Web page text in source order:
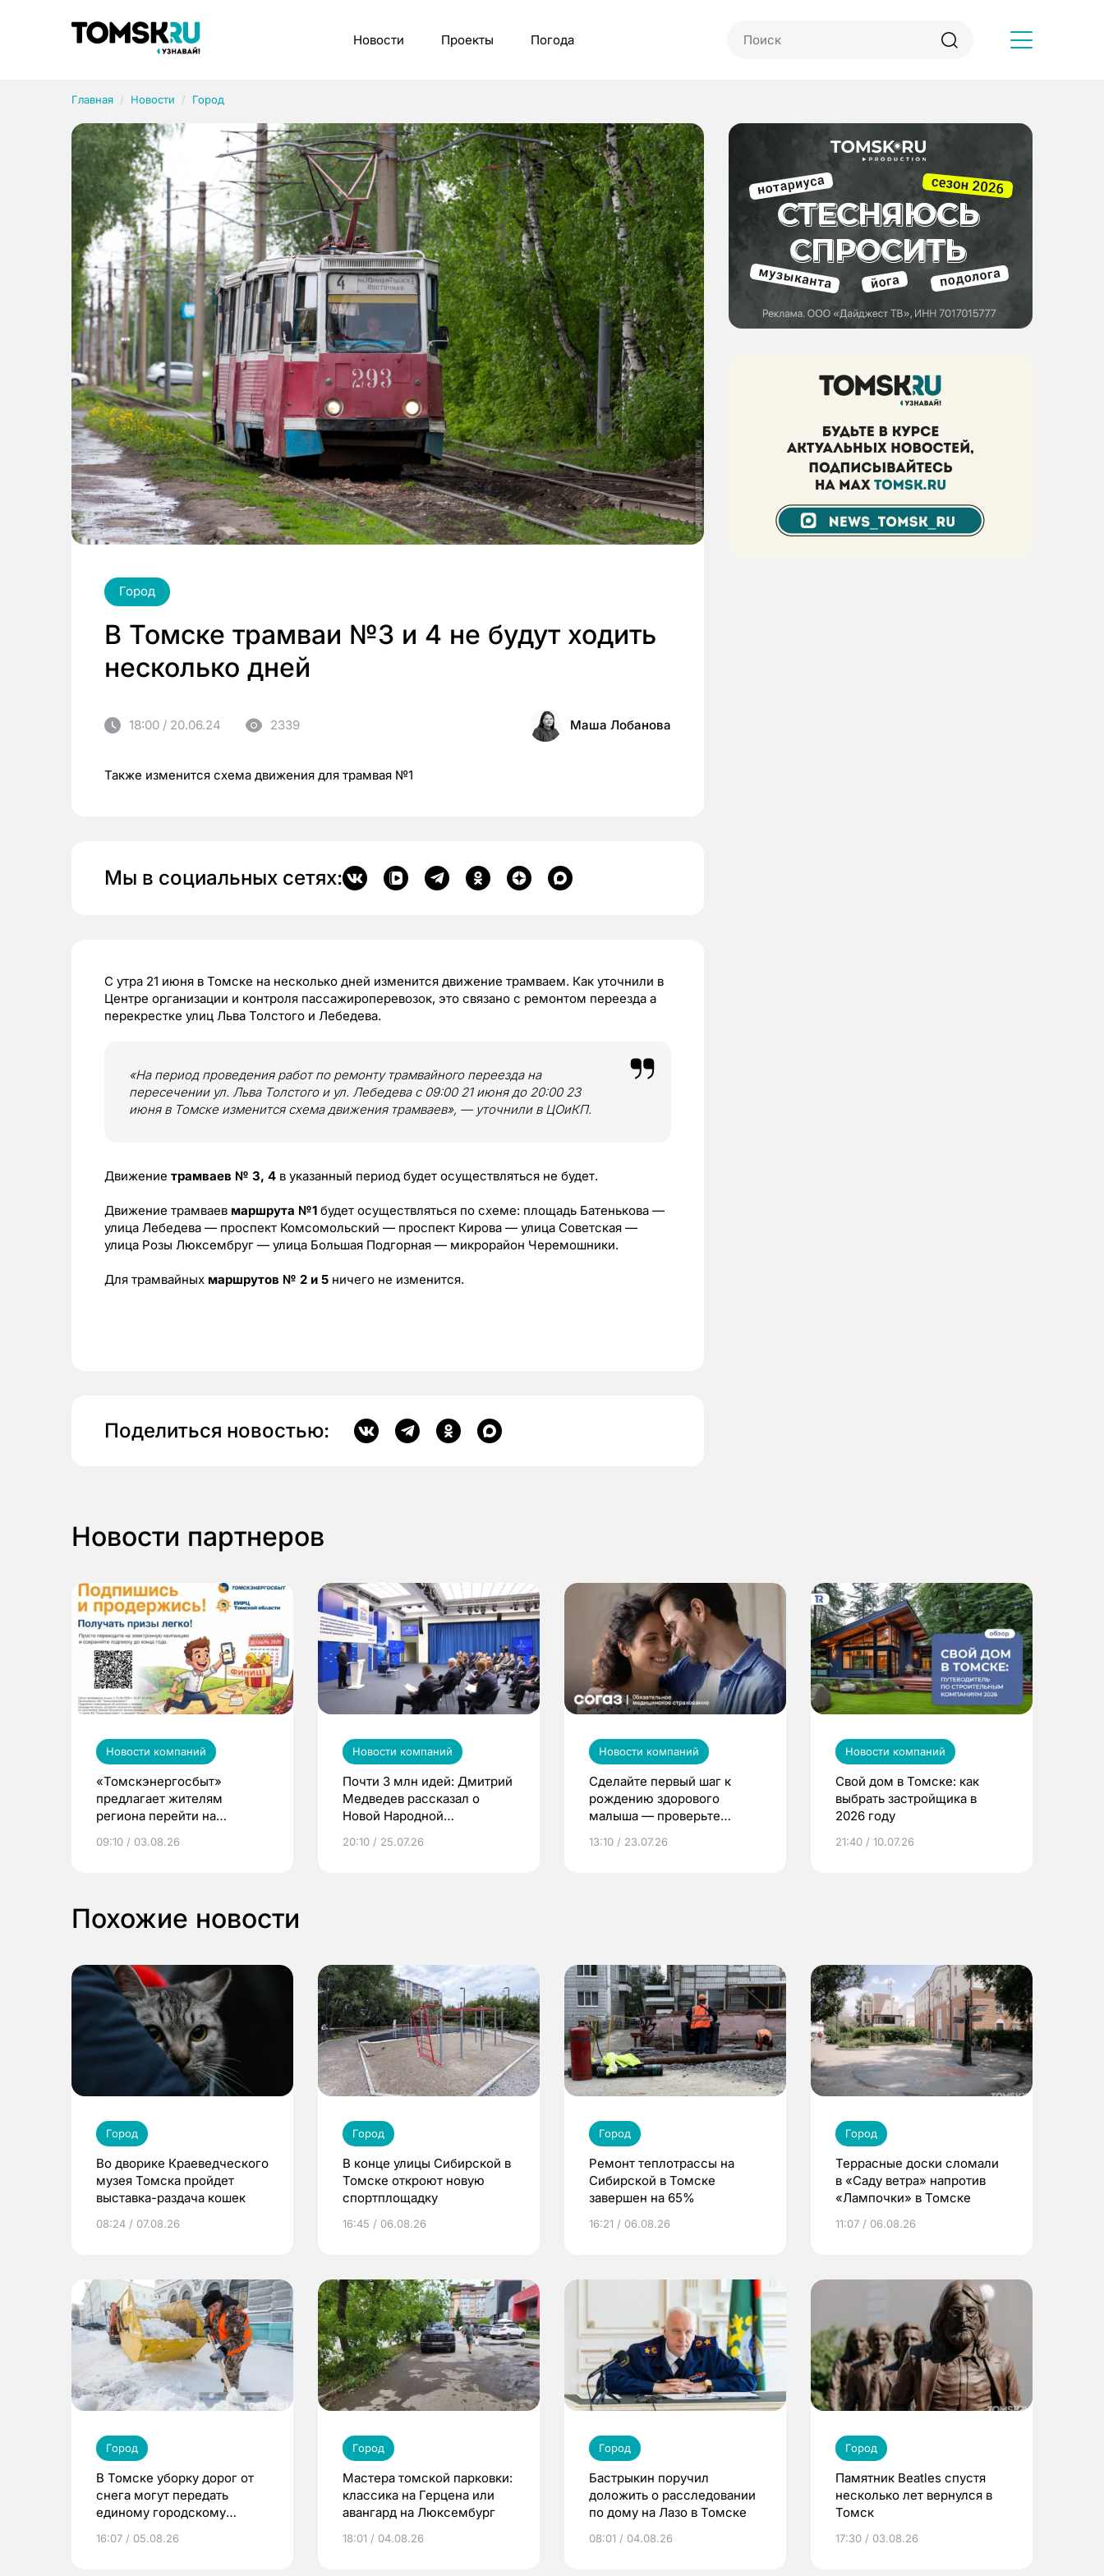
Новости Проекты Погода
Главная Новости Город
Город
В Томске трамваи №3 и 4 не будут ходить
несколько дней
18:00 / 20.06.24 2339 Маша Лобанова
Также изменится схема движения для трамвая №1
Мы в социальных сетях:
С утра 21 июня в Томске на несколько дней изменится движение трамваем. Как уточнили в
Центре организации и контроля пассажироперевозок, это связано с ремонтом переезда а
перекрестке улиц Льва Толстого и Лебедева.
«На период проведения работ по ремонту трамвайного переезда на
пересечении ул. Льва Толстого и ул. Лебедева с 09:00 21 июня до 20:00 23
июня в Томске изменится схема движения трамваев», — уточнили в ЦОиКП.
Движение трамваев № 3, 4 в указанный период будет осуществляться не будет.
Движение трамваев маршрута №1 будет осуществляться по схеме: площадь Батенькова —
улица Лебедева — проспект Комсомольский — проспект Кирова — улица Советская —
улица Розы Люксембруг — улица Большая Подгорная — микрорайон Черемошники.
Для трамвайных маршрутов № 2 и 5 ничего не изменится.
Поделиться новостью:
Новости партнеров
Новости компаний
«Томскэнергосбыт»
предлагает жителям
региона перейти на
выиграть призы
09:10 / 03.08.26
Новости компаний
Почти 3 млн идей: Дмитрий
Медведев рассказал о
Новой Народной
20:10 / 25.07.26
Новости компаний
Сделайте первый шаг к
рождению здорового
малыша — проверьте
по ОМС!
13:10 / 23.07.26
Новости компаний
Свой дом в Томске: как
выбрать застройщика в
2026 году
21:40 / 10.07.26
Похожие новости
Город
Во дворике Краеведческого
музея Томска пройдет
выставка-раздача кошек
08:24 / 07.08.26
Город
В конце улицы Сибирской в
Томске откроют новую
спортплощадку
16:45 / 06.08.26
Город
Ремонт теплотрассы на
Сибирской в Томске
завершен на 65%
16:21 / 06.08.26
Город
Террасные доски сломали
в «Саду ветра» напротив
«Лампочки» в Томске
11:07 / 06.08.26
Город
В Томске уборку дорог от
снега могут передать
единому городскому
16:07 / 05.08.26
Город
Мастера томской парковки:
классика на Герцена или
авангард на Люксембург
18:01 / 04.08.26
Город
Бастрыкин поручил
доложить о расследовании
по дому на Лазо в Томске
08:01 / 04.08.26
Город
Памятник Beatles спустя
несколько лет вернулся в
Томск
17:30 / 03.08.26
Рубрики